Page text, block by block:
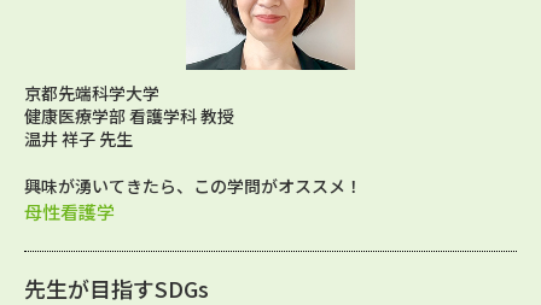
京都先端科学大学
健康医療学部 看護学科 教授
温井 祥子 先生
興味が湧いてきたら、この学問がオススメ！
母性看護学
先生が目指すSDGs